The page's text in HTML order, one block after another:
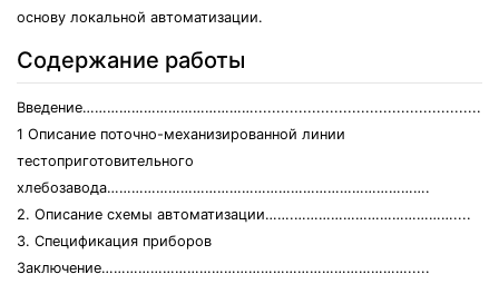
основу локальной автоматизации.
Содержание работы
Введение…………………………………….....................................................
1 Описание поточно-механизированной линии
тестоприготовительного
хлебозавода…………………………………………………………………….
2. Описание схемы автоматизации…….…………………………………....
3. Спецификация приборов
Заключение………………………………………………………………….....